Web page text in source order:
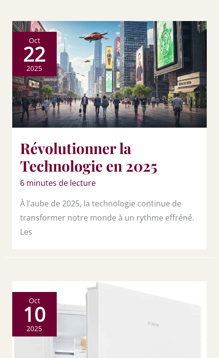
Oct
22
2025
Révolutionner la
Technologie en 2025
6 minutes de lecture
À l’aube de 2025, la technologie continue de
transformer notre monde à un rythme effréné.
Les
Oct
10
2025